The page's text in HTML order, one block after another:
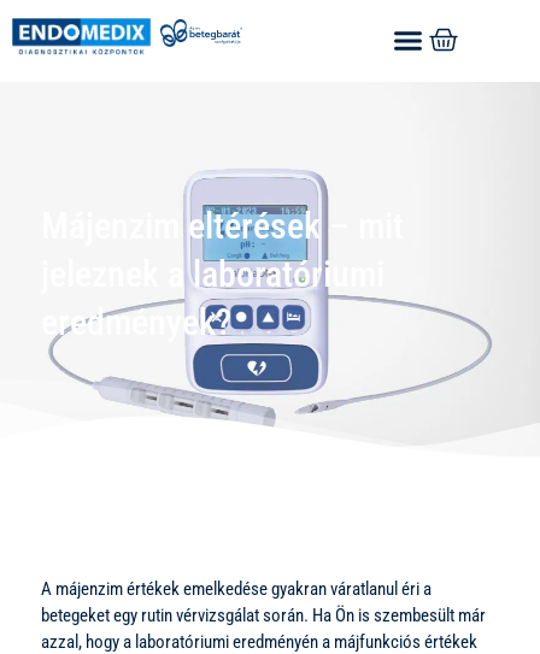
Májenzim eltérések – mit
jeleznek a laboratóriumi
eredmények?
A májenzim értékek emelkedése gyakran váratlanul éri a
betegeket egy rutin vérvizsgálat során. Ha Ön is szembesült már
azzal, hogy a laboratóriumi eredményén a májfunkciós értékek